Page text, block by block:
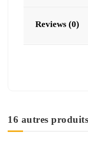
Reviews (0)
16 autres